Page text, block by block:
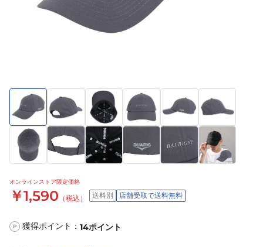
オンラインストア限定価格
￥1,590 （税込） 送料別 店舗受取で送料無料
P 獲得ポイント： 14ポイント